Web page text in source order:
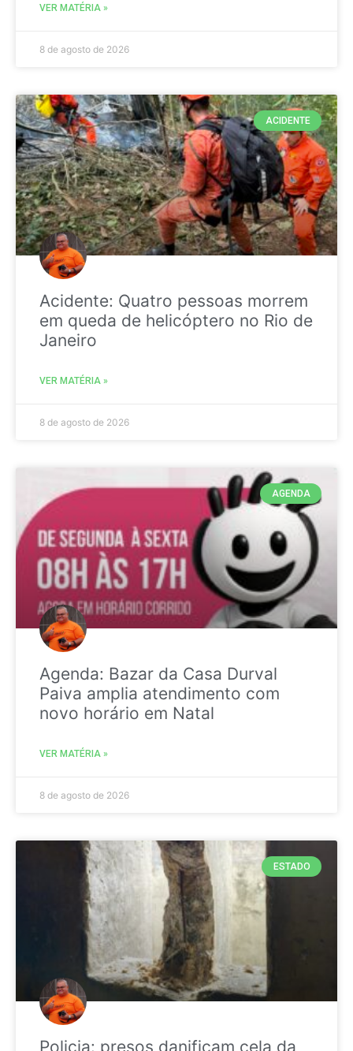
VER MATÉRIA »
8 de agosto de 2026
ACIDENTE
Acidente: Quatro pessoas morrem
em queda de helicóptero no Rio de
Janeiro
VER MATÉRIA »
8 de agosto de 2026
AGENDA
Agenda: Bazar da Casa Durval
Paiva amplia atendimento com
novo horário em Natal
VER MATÉRIA »
8 de agosto de 2026
ESTADO
Policia: presos danificam cela da